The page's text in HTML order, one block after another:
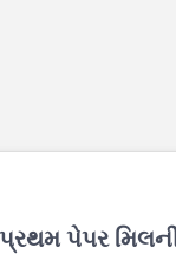
પેપર